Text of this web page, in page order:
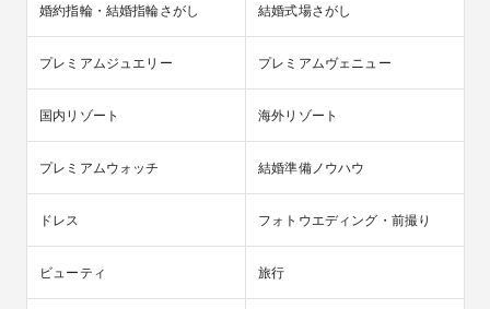
婚約指輪・結婚指輪さがし 結婚式場さがし
プレミアムジュエリー プレミアムヴェニュー
国内リゾート 海外リゾート
プレミアムウォッチ 結婚準備ノウハウ
ドレス フォトウエディング・前撮り
ビューティ 旅行